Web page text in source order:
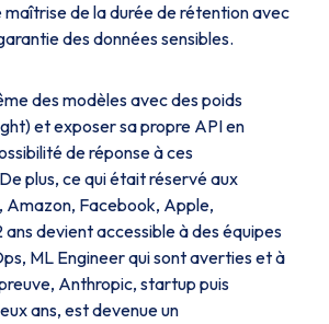
maîtrise de la durée de rétention avec
des données sensibles.
des modèles avec des poids
) et exposer sa propre API en
de réponse à ces
plus, ce qui était réservé aux
Amazon, Facebook, Apple,
ans devient accessible à des équipes
ML Engineer qui sont averties et à
Anthropic, startup puis
ans, est devenue un